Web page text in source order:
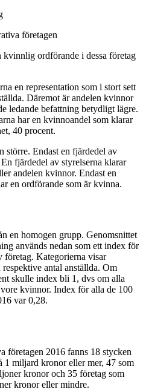
företagen
ordförande i dessa företag
en representation som i stort sett
Däremot är andelen kvinnor
ledande befattning betydligt lägre.
har en kvinnoandel som klarar
40 procent.
större. Endast en fjärdedel av
fjärdedel av styrelserna klarar
andelen kvinnor. Endast en
en ordförande som är kvinna.
en homogen grupp. Genomsnittet
används nedan som ett index för
företag. Kategorierna visar
antal anställda. Om
skulle index bli 1, dvs om alla
kvinnor. Index för alla de 100
var 0,28.
företagen 2016 fanns 18 stycken
1 miljard kronor eller mer, 47 som
kronor och 35 företag som
kronor eller mindre.